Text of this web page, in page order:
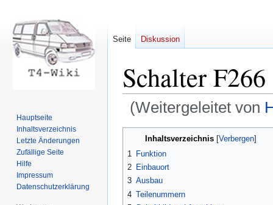
Schalter
(Weitergeleitet von
Inhaltsverzeichnis
1
Funktion
2 Einbauort
3 Ausbau
4 Teilenummern
Seite Diskussion
Hauptseite
Inhaltsverzeichnis
Letzte Änderungen
Zufällige Seite
Hilfe
Impressum
Datenschutzerklärung